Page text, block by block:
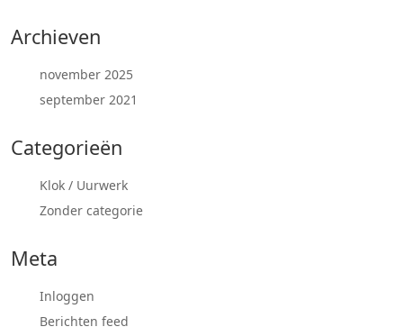
Archieven
november 2025
september 2021
Categorieën
Klok / Uurwerk
Zonder categorie
Meta
Inloggen
Berichten feed